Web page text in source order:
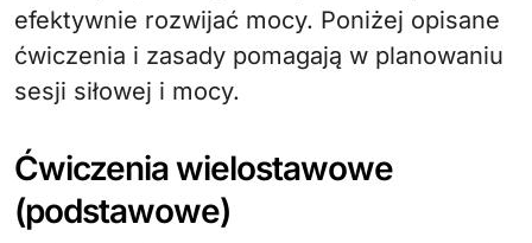
efektywnie rozwijać mocy. Poniżej opisane
ćwiczenia i zasady pomagają w planowaniu
sesji siłowej i mocy.
Ćwiczenia wielostawowe
(podstawowe)